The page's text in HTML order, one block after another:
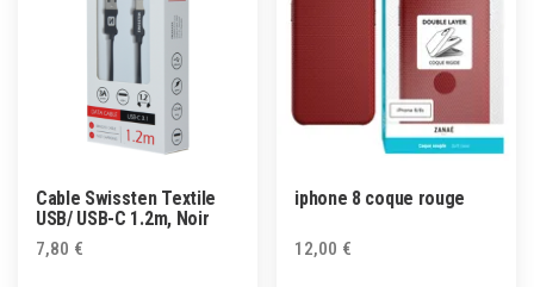
Cable Swissten Textile
USB/ USB-C 1.2m, Noir
7,80 €
iphone 8 coque rouge
12,00 €